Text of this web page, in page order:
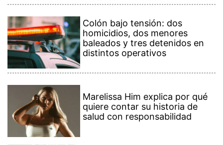
Colón bajo tensión: dos
homicidios, dos menores
baleados y tres detenidos en
distintos operativos
Marelissa Him explica por qué
quiere contar su historia de
salud con responsabilidad